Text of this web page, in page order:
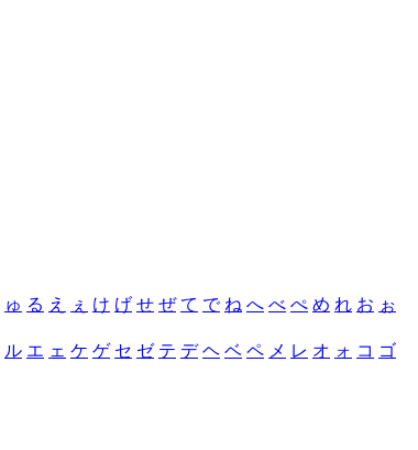
ゅ る え ぇ け げ せ ぜ て で ね へ べ ぺ め れ お ぉ
ル エ ェ ケ ゲ セ ゼ テ デ ヘ ベ ペ メ レ オ ォ コ ゴ